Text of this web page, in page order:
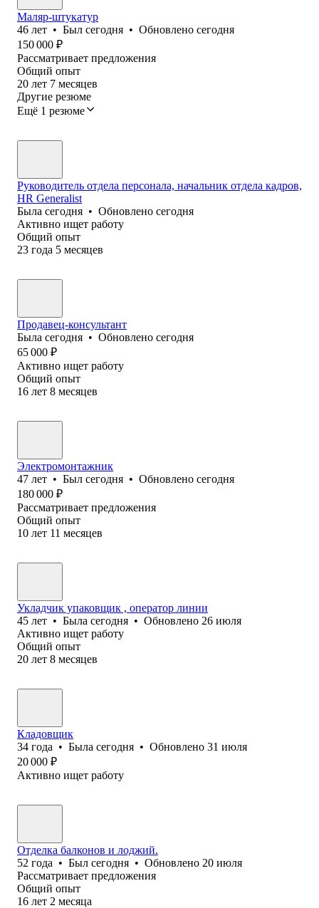
Маляр-штукатур
46 лет • Был сегодня • Обновлено сегодня
150 000 ₽
Рассматривает предложения
Общий опыт
20 лет 7 месяцев
Другие резюме
Ещё 1 резюме
Руководитель отдела персонала, начальник отдела кадров,
HR Generalist
Была сегодня • Обновлено сегодня
Активно ищет работу
Общий опыт
23 года 5 месяцев
Продавец-консультант
Была сегодня • Обновлено сегодня
65 000 ₽
Активно ищет работу
Общий опыт
16 лет 8 месяцев
Электромонтажник
47 лет • Был сегодня • Обновлено сегодня
180 000 ₽
Рассматривает предложения
Общий опыт
10 лет 11 месяцев
Укладчик упаковщик , оператор линии
45 лет • Была сегодня • Обновлено 26 июля
Активно ищет работу
Общий опыт
20 лет 8 месяцев
Кладовщик
34 года • Была сегодня • Обновлено 31 июля
20 000 ₽
Активно ищет работу
Отделка балконов и лоджий.
52 года • Был сегодня • Обновлено 20 июля
Рассматривает предложения
Общий опыт
16 лет 2 месяца